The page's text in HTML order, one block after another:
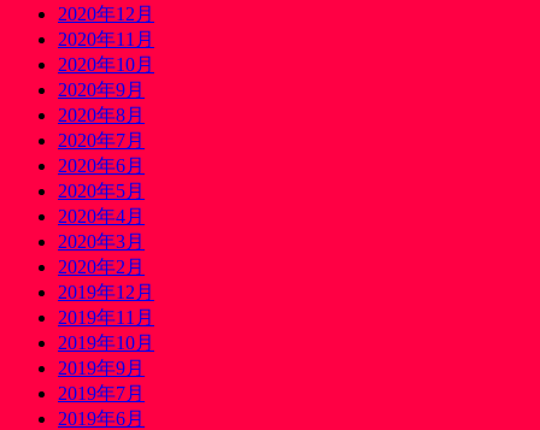
2020年12月
2020年11月
2020年10月
2020年9月
2020年8月
2020年7月
2020年6月
2020年5月
2020年4月
2020年3月
2020年2月
2019年12月
2019年11月
2019年10月
2019年9月
2019年7月
2019年6月